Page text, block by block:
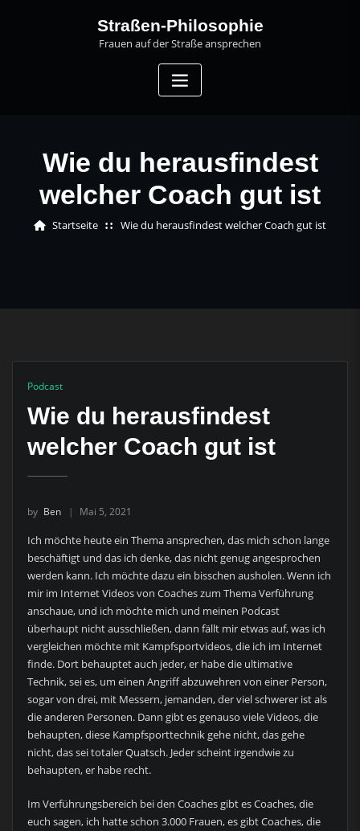
Straßen-Philosophie
Frauen auf der Straße ansprechen
Wie du herausfindest
welcher Coach gut ist
Startseite Wie du herausfindest welcher Coach gut ist
Podcast
Wie du herausfindest
welcher Coach gut ist
by Ben Mai 5, 2021
Ich möchte heute ein Thema ansprechen, das mich schon lange
beschäftigt und das ich denke, das nicht genug angesprochen
werden kann. Ich möchte dazu ein bisschen ausholen. Wenn ich
mir im Internet Videos von Coaches zum Thema Verführung
anschaue, und ich möchte mich und meinen Podcast
überhaupt nicht ausschließen, dann fällt mir etwas auf, was ich
vergleichen möchte mit Kampfsportvideos, die ich im Internet
finde. Dort behauptet auch jeder, er habe die ultimative
Technik, sei es, um einen Angriff abzuwehren von einer Person,
sogar von drei, mit Messern, jemanden, der viel schwerer ist als
die anderen Personen. Dann gibt es genauso viele Videos, die
behaupten, diese Kampfsporttechnik gehe nicht, das gehe
nicht, das sei totaler Quatsch. Jeder scheint irgendwie zu
behaupten, er habe recht.
Im Verführungsbereich bei den Coaches gibt es Coaches, die
euch sagen, ich hatte schon 3.000 Frauen, es gibt Coaches, die